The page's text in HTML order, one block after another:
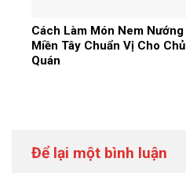
Cách Làm Món Nem Nướng
Miền Tây Chuẩn Vị Cho Chủ
Quán
Để lại một bình luận